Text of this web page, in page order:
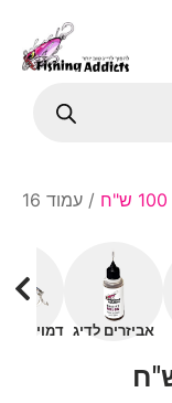
/ עמוד 16
אביזרים לדיג דמויים